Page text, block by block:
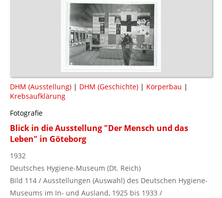
DHM (Ausstellung) | DHM (Geschichte) | Körperbau |
Krebsaufklärung
Fotografie
Blick in die Ausstellung "Der Mensch und das
Leben" in Göteborg
1932
Deutsches Hygiene-Museum (Dt. Reich)
Bild 114 / Ausstellungen (Auswahl) des Deutschen Hygiene-
Museums im In- und Ausland, 1925 bis 1933 /